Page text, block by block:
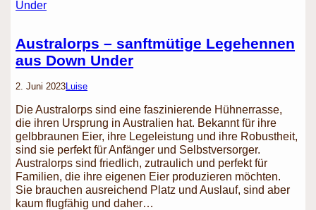
Australorps – sanftmütige Legehennen
aus Down Under
2. Juni 2023 Luise
Die Australorps sind eine faszinierende Hühnerrasse,
die ihren Ursprung in Australien hat. Bekannt für ihre
gelbbraunen Eier, ihre Legeleistung und ihre Robustheit,
sind sie perfekt für Anfänger und Selbstversorger.
Australorps sind friedlich, zutraulich und perfekt für
Familien, die ihre eigenen Eier produzieren möchten.
Sie brauchen ausreichend Platz und Auslauf, sind aber
kaum flugfähig und daher…